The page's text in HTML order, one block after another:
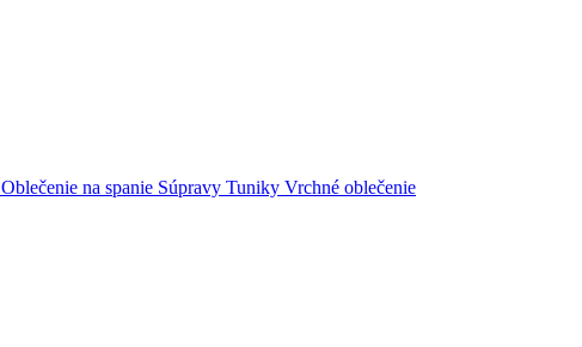
Oblečenie na spanie Súpravy Tuniky Vrchné oblečenie